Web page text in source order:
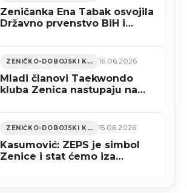
Zeničanka Ena Tabak osvojila
Državno prvenstvo BiH i
prvenstvu u Gruziji
ZENIČKO-DOBOJSKI KANTON 16.06.2026
Mladi članovi Taekwondo
kluba Zenica nastupaju na
ZENIČKO-DOBOJSKI KANTON 15.06.2026
Kasumović: ZEPS je simbol
Zenice i stat ćemo iza